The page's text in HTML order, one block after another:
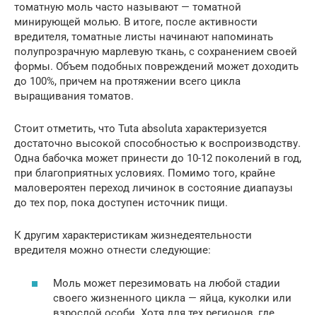
томатную моль часто называют — томатной
минирующей молью. В итоге, после активности
вредителя, томатные листы начинают напоминать
полупрозрачную марлевую ткань, с сохранением своей
формы. Объем подобных повреждений может доходить
до 100%, причем на протяжении всего цикла
выращивания томатов.
Стоит отметить, что Tuta absoluta характеризуется
достаточно высокой способностью к воспроизводству.
Одна бабочка может принести до 10-12 поколений в год,
при благоприятных условиях. Помимо того, крайне
маловероятен переход личинок в состояние диапаузы
до тех пор, пока доступен источник пищи.
К другим характеристикам жизнедеятельности
вредителя можно отнести следующие:
Моль может перезимовать на любой стадии
своего жизненного цикла — яйца, куколки или